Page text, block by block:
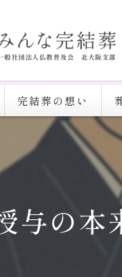
完結葬の想い
与の本